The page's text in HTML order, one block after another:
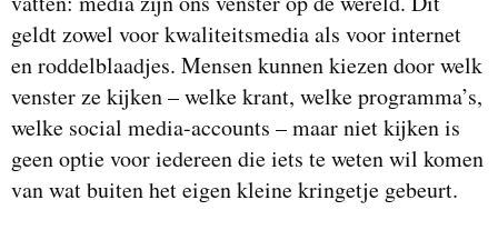
geldt zowel voor kwaliteitsmedia als voor internet
en roddelblaadjes. Mensen kunnen kiezen door welk
venster ze kijken – welke krant, welke programma’s,
welke social media-accounts – maar niet kijken is
geen optie voor iedereen die iets te weten wil komen
van wat buiten het eigen kleine kringetje gebeurt.